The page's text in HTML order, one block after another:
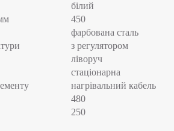
білий
450
фарбована сталь
з регулятором
ліворуч
стаціонарна
нагрівальний кабель
480
250